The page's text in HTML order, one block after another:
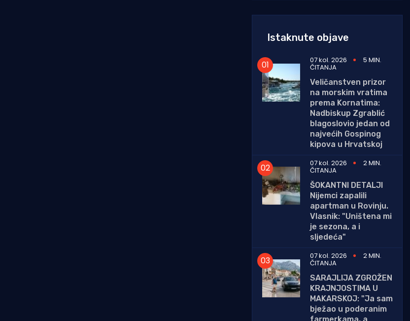
Istaknute objave
07 kol. 2026 5 MIN.
ČITANJA
Veličanstven prizor
na morskim vratima
prema Kornatima:
Nadbiskup Zgrablić
blagoslovio jedan od
najvećih Gospinog
kipova u Hrvatskoj
07 kol. 2026
2 MIN.
ČITANJA
ŠOKANTNI DETALJI
Nijemci zapalili
apartman u Rovinju.
Vlasnik: "Uništena mi
je sezona, a i
sljedeća"
07 kol. 2026
2 MIN.
ČITANJA
SARAJLIJA ZGROŽEN
KRAJNJOSTIMA U
MAKARSKOJ: "Ja sam
bježao u poderanim
farmerkama, a